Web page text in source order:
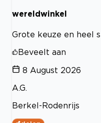
wereldwinkel
Grote keuze en heel
Beveelt aan
8 August 2026
A.G.
Berkel-Rodenrijs